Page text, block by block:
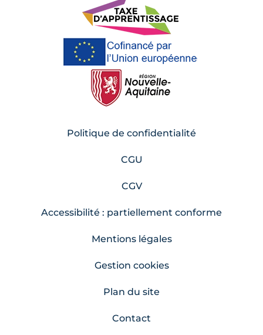
Politique de confidentialité
CGU
CGV
Accessibilité : partiellement conforme
Mentions légales
Gestion cookies
Plan du site
Contact